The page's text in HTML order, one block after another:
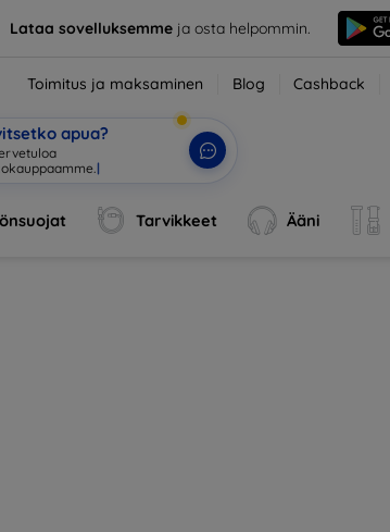
Lataa sovelluksemmeja osta helpommin.
Toimitus ja maksaminen Blog Cashback
apua?
|
Tarvikkeet Ääni